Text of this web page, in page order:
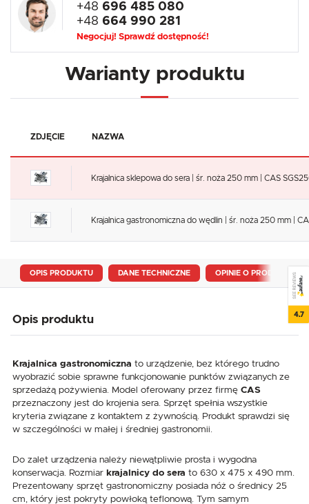
+48 696 485 080
+48 664 990 281
Negocjuj! Sprawdź dostępność!
Warianty produktu
ZDJĘCIE NAZWA
Krajalnica sklepowa do sera | śr. noża 250 mm | CAS
Krajalnica gastronomiczna do wędlin | śr. noża 250 mm |
OPIS PRODUKTU DANE TECHNICZNE OPINIE O PRODUKCIE
Opis produktu
Krajalnica gastronomiczna to urządzenie, bez którego trudno
wyobrazić sobie sprawne funkcjonowanie punktów związanych ze
sprzedażą pożywienia. Model oferowany przez firmę CAS
przeznaczony jest do krojenia sera. Sprzęt spełnia wszystkie
kryteria związane z kontaktem z żywnością. Produkt sprawdzi się
w szczególności w małej i średniej gastronomii.
Do zalet urządzenia należy niewątpliwie prosta i wygodna
konserwacja. Rozmiar krajalnicy do sera to 630 x 475 x 490 mm.
Prezentowany sprzęt gastronomiczny posiada nóż o średnicy 25
cm, który jest pokryty powłoką teflonową. Tym samym
SEE REVIEWS
4.7